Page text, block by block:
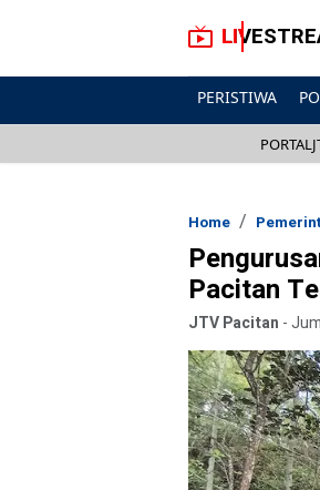
PERISTIWA
Home
Pacitan
JTV Pacitan -